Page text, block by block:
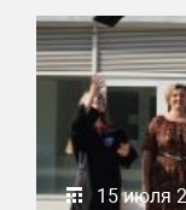
15 июля